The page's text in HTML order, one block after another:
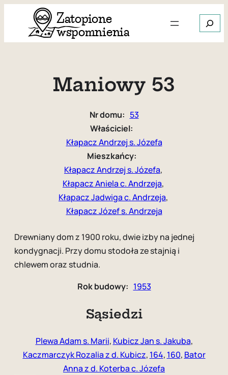
Szukaj
Maniowy 53
Nr domu: 53
Właściciel:
Kłapacz Andrzej s. Józefa
Mieszkańcy:
Kłapacz Andrzej s. Józefa,
Kłapacz Aniela c. Andrzeja,
Kłapacz Jadwiga c. Andrzeja,
Kłapacz Józef s. Andrzeja
Drewniany dom z 1900 roku, dwie izby na jednej
kondygnacji. Przy domu stodoła ze stajnią i
chlewem oraz studnia.
Rok budowy: 1953
Sąsiedzi
Plewa Adam s. Marii, Kubicz Jan s. Jakuba,
Kaczmarczyk Rozalia z d. Kubicz, 164, 160, Bator
Anna z d. Koterba c. Józefa